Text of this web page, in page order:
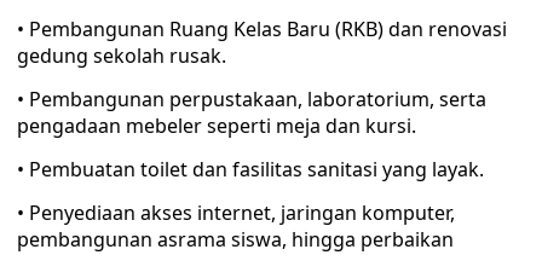
• Pembangunan Ruang Kelas Baru (RKB) dan renovasi
gedung sekolah rusak.
• Pembangunan perpustakaan, laboratorium, serta
pengadaan mebeler seperti meja dan kursi.
• Pembuatan toilet dan fasilitas sanitasi yang layak.
• Penyediaan akses internet, jaringan komputer,
pembangunan asrama siswa, hingga perbaikan